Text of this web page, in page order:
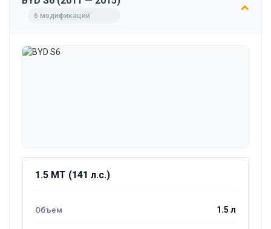
6 модификаций
1.5 MT (141 л.с.)
1.5 л